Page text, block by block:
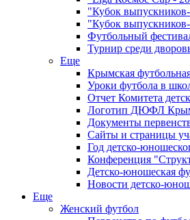
"Кубок
"Кубок
Футбольный
Турнир среди
Еще
Крымская
Уроки футбола в
Отчет Комитета
Логотип ДЮФЛ
Документы
Сайты и страницы
Год детско-
Конференция
Детско-юношеская
Новости детско-
Еще
Женский футбол